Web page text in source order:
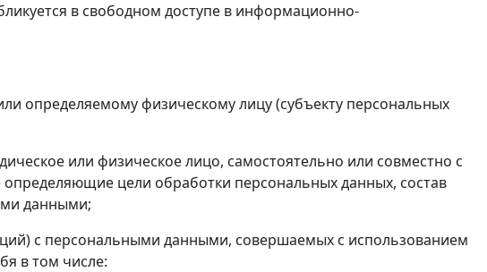
в свободном доступе в информационно-
определяемому физическому лицу (субъекту персональных
или физическое лицо, самостоятельно или совместно с
цели обработки персональных данных, состав
данными;
с персональными данными, совершаемых с использованием
в том числе: